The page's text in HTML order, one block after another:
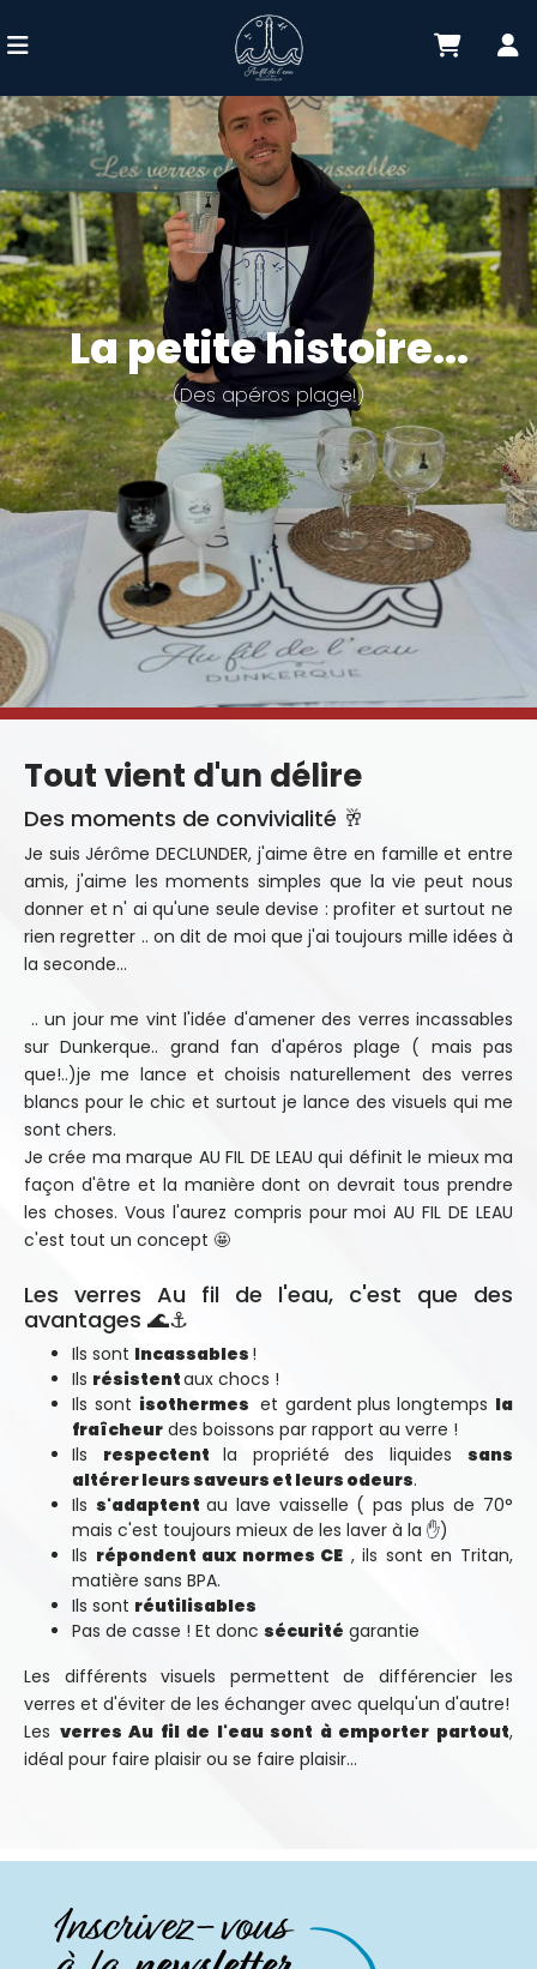
La petite histoire...
(Des apéros plage!)
Tout vient d'un délire
Des moments de convivialité 🥂
Je suis Jérôme DECLUNDER, j'aime être en famille et entre
amis, j'aime les moments simples que la vie peut nous
donner et n' ai qu'une seule devise : profiter et surtout ne
rien regretter .. on dit de moi que j'ai toujours mille idées à
la seconde...
.. un jour me vint l'idée d'amener des verres incassables
sur Dunkerque.. grand fan d'apéros plage ( mais pas
que!..)je me lance et choisis naturellement des verres
blancs pour le chic et surtout je lance des visuels qui me
sont chers.
Je crée ma marque AU FIL DE LEAU qui définit le mieux ma
façon d'être et la manière dont on devrait tous prendre
les choses. Vous l'aurez compris pour moi AU FIL DE LEAU
c'est tout un concept 🤩
Les verres Au fil de l'eau, c'est que des
avantages 🌊⚓
Ils sont Incassables !
Ils résistentaux chocs !
Ils sont isothermes et gardent plus longtemps la
fraîcheur des boissons par rapport au verre !
Ils respectent la propriété des liquidessans
altérer leurs saveurs et leurs odeurs.
Ils s'adaptent au lave vaisselle ( pas plus de 70°
mais c'est toujours mieux de les laver à la ✋)
Ils répondent aux normes CE , ils sont en Tritan,
matière sans BPA.
Ils sont réutilisables
Pas de casse ! Et donc sécurité garantie
Les différents visuels permettent de différencier les
verres et d'éviter de les échanger avec quelqu'un d'autre!
Les verres Au fil de l'eau sont à emporter partout,
idéal pour faire plaisir ou se faire plaisir...